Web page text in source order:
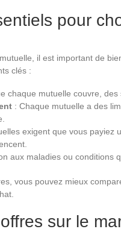
pour
il est important de
clés :
chaque mutuelle couvre,
: Chaque mutuelle a des
exigent que vous payiez
aux maladies ou conditions
vous pouvez mieux
sur le